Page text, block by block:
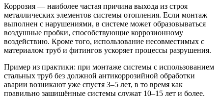
Коррозия — наиболее частая причина выхода из строя
металлических элементов системы отопления. Если монтаж
выполнен с нарушениями, в системе может образовываться
воздушные пробки, способствующие коррозионному
воздействию. Кроме того, использование несовместимых с
материалом труб и фитингов ускоряет процессы разрушения.
Пример из практики: при монтаже системы с использованием
стальных труб без должной антикоррозийной обработки
аварии возникают уже спустя 3–5 лет, в то время как
правильно защищённые системы служат 10–15 лет и более.